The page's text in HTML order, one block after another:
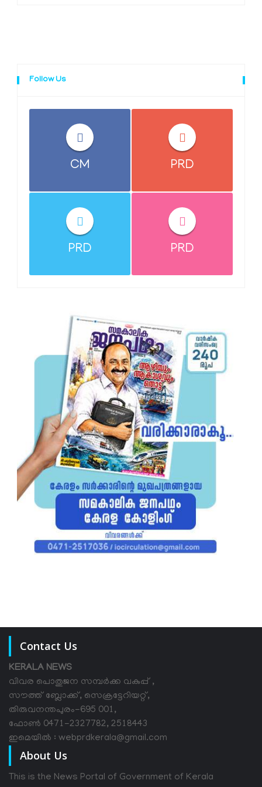
Follow Us
CM PRD
PRD PRD
Contact Us
KERALA NEWS
വിവര പൊതുജന സമ്പര്‍ക്ക വകുപ്പ് ,
സൗത്ത് ബ്ലോക്ക്, സെക്രട്ടേറിയറ്റ്,
തിരുവനന്തപുരം-695 001,
ഫോൺ 0471-2327782, 2518443
ഇമെയിൽ : webprdkerala@gmail.com
About Us
This is the News Portal of Government of Kerala